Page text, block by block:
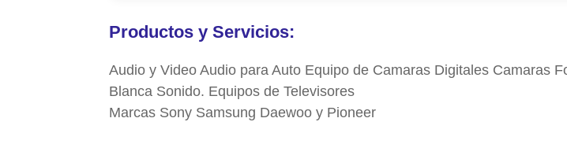
Productos y Servicios:
Audio y Video Audio para Auto Equipo de Camaras Digitales Camaras
Blanca Sonido. Equipos de Televisores
Marcas Sony Samsung Daewoo y Pioneer